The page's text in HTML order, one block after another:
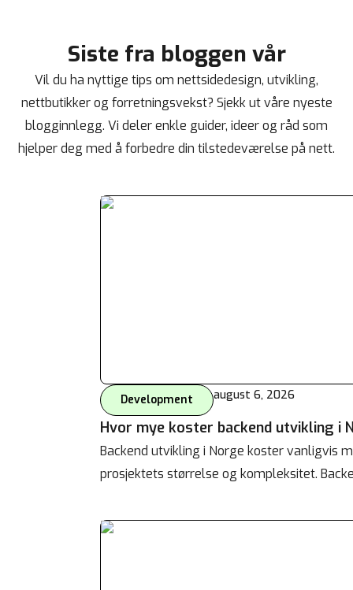
Siste fra bloggen vår
Vil du ha nyttige tips om nettsidedesign, utvikling,
nettbutikker og forretningsvekst? Sjekk ut våre nyeste
blogginnlegg. Vi deler enkle guider, ideer og råd som
hjelper deg med å forbedre din tilstedeværelse på nett.
Development august 6, 2026
Hvor mye koster backend utvikling i
Backend utvikling i Norge koster vanligvis
prosjektets størrelse og kompleksitet.